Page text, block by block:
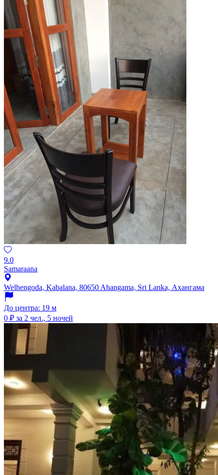
9.0
Samaraana
Welhengoda, Kabalana, 80650 Ahangama, Sri Lanka, Ахангама
До центра: 19 м
0 ₽ за 2 чел., 5 ночей